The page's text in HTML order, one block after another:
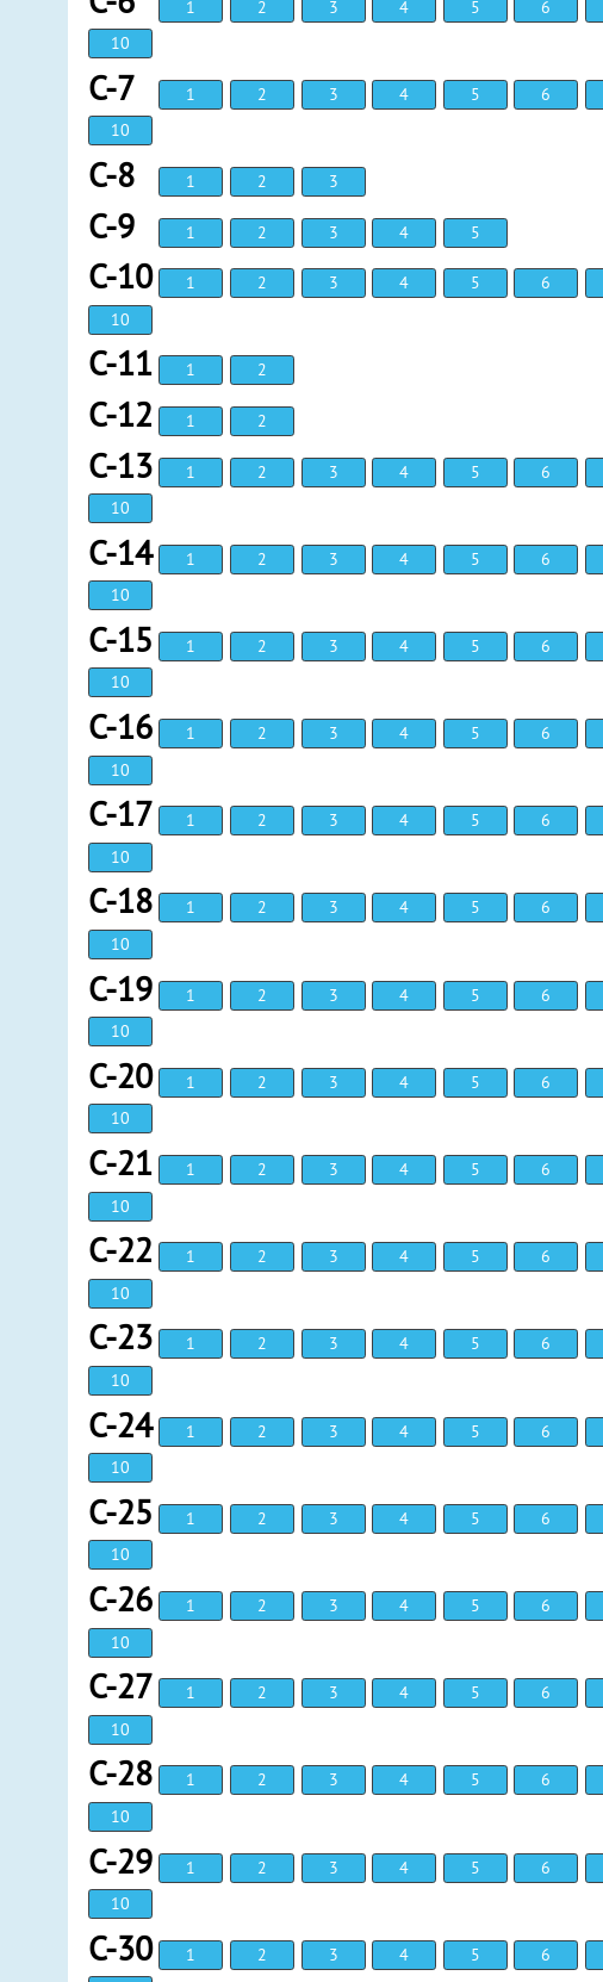
1 2 3 4 5 6
10
С-7 1 2 3 4 5 6
10
С-8 1 2 3
С-9 1 2 3 4 5
С-10 1 2 3 4 5 6
10
С-11 1 2
С-12 1 2
С-13 1 2 3 4 5 6
10
С-14 1 2 3 4 5 6
10
С-15 1 2 3 4 5 6
10
С-16 1 2 3 4 5 6
10
С-17 1 2 3 4 5 6
10
С-18 1 2 3 4 5 6
10
С-19 1 2 3 4 5 6
10
С-20 1 2 3 4 5 6
10
С-21 1 2 3 4 5 6
10
С-22 1 2 3 4 5 6
10
С-23 1 2 3 4 5 6
10
С-24 1 2 3 4 5 6
10
С-25 1 2 3 4 5 6
10
С-26 1 2 3 4 5 6
10
С-27 1 2 3 4 5 6
10
С-28 1 2 3 4 5 6
10
С-29 1 2 3 4 5 6
10
С-30 1 2 3 4 5 6